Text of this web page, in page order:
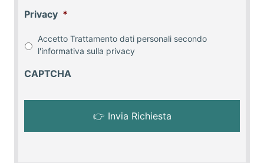
Privacy *
Accetto Trattamento dati personali secondo
l'informativa sulla privacy
CAPTCHA